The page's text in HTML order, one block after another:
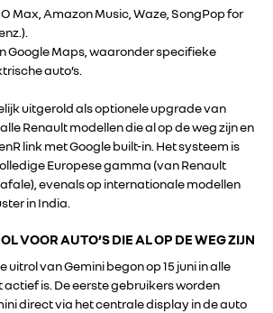
Max, Amazon Music, Waze, SongPop for
Google Maps, waaronder specifieke
auto’s.
uitgerold als optionele upgrade van
Renault modellen die al op de weg zijn en
link met Google built-in. Het systeem is
Europese gamma (van Renault
evenals op internationale modellen
in India.
VOOR AUTO’S DIE AL OP DE WEG ZIJN
uitrol van Gemini begon op 15 juni in alle
is. De eerste gebruikers worden
direct via het centrale display in de auto